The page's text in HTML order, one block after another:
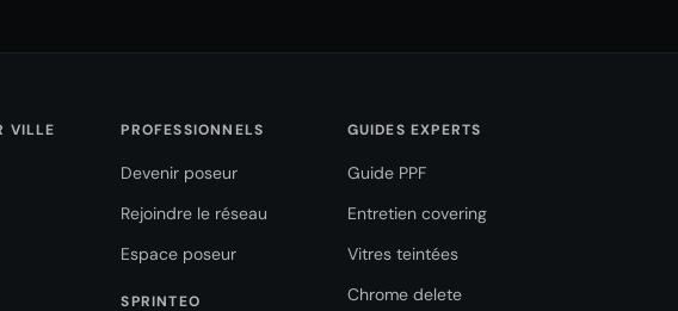
VILLE PROFESSIONNELS
Devenir poseur
Rejoindre le réseau
Espace poseur
SPRINTEO
GUIDES EXPERTS
Guide PPF
Entretien covering
Vitres teintées
Chrome delete